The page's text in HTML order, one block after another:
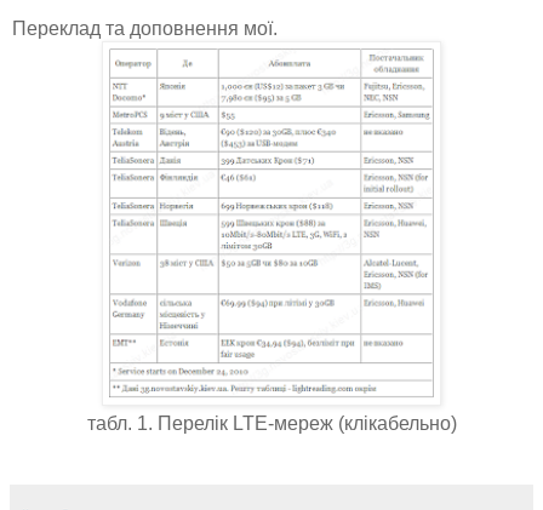
Переклад та доповнення мої.
табл. 1. Перелік LTE-мереж (клікабельно)